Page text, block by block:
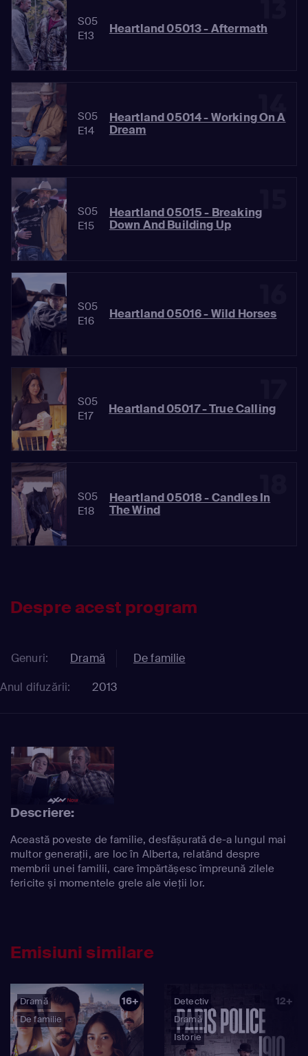
S05
E13
Heartland 05013 - Aftermath
14
S05
E14
Heartland 05014 - Working On A
Dream
S05
E15
Heartland 05015 - Breaking
Down And Building Up
S05
E16
Heartland 05016 - Wild Horses
S05
E17
Heartland 05017 - True Calling
18
S05
E18
Heartland 05018 - Candles In
The Wind
Despre acest program
Genuri: Dramă
De familie
Anul difuzării:
2013
Descriere:
Această poveste de familie, desfășurată de-a lungul mai
multor generații, are loc în Alberta, relatând despre
membrii unei familii, care împărtășesc împreună zilele
fericite și momentele grele ale vieții lor.
Emisiuni similare
Dramă
De familie
16+
Detectiv
Dramă
Istorie
12+